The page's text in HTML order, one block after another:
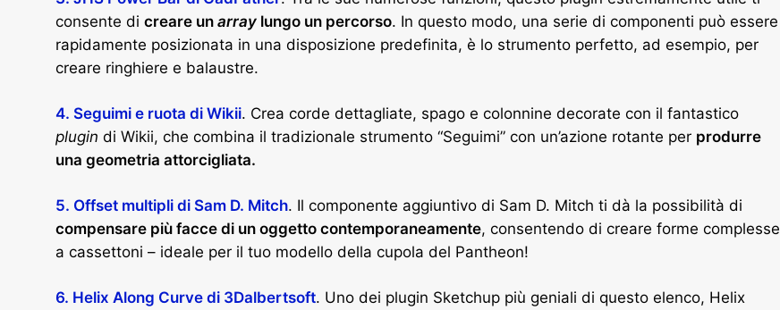
consente di creare un array lungo un percorso. In questo modo, una serie di componenti può essere
rapidamente posizionata in una disposizione predefinita, è lo strumento perfetto, ad esempio, per
creare ringhiere e balaustre.
4. Seguimi e ruota di Wikii. Crea corde dettagliate, spago e colonnine decorate con il fantastico
plugin di Wikii, che combina il tradizionale strumento “Seguimi” con un’azione rotante per produrre
una geometria attorcigliata.
5. Offset multipli di Sam D. Mitch. Il componente aggiuntivo di Sam D. Mitch ti dà la possibilità di
compensare più facce di un oggetto contemporaneamente, consentendo di creare forme complesse
a cassettoni – ideale per il tuo modello della cupola del Pantheon!
6. Helix Along Curve di 3Dalbertsoft. Uno dei plugin Sketchup più geniali di questo elenco, Helix